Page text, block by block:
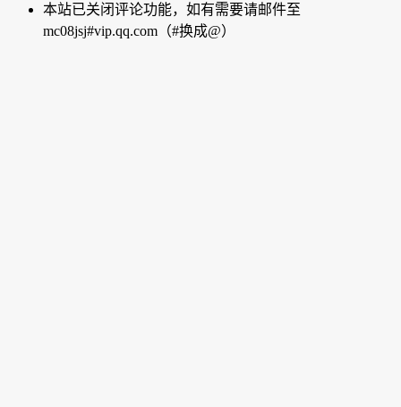
本站已关闭评论功能，如有需要请邮件至
mc08jsj#vip.qq.com（#换成@）